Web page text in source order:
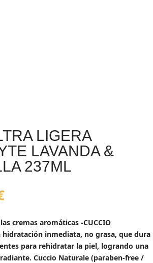
LIGERA
LAVANDA &
237ML
El
actual
es:
9,96€.
cremas aromáticas -CUCCIO
hidratación inmediata, no grasa, que dura
para rehidratar la piel, logrando una
Cuccio Naturale (paraben-free /